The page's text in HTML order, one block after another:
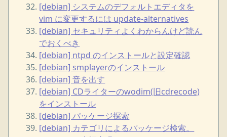
[debian] システムのデフォルトエディタを
vim に変更するには update-alternatives
[debian] セキュリティよくわからんけど読ん
でおくべき
[debian] ntpd のインストールと設定確認
[debian] smplayerのインストール
[debian] 音を出す
[debian] CDライターのwodim(旧cdrecode)
をインストール
[debian] パッケージ探索
[debian] カテゴリによるパッケージ検索。